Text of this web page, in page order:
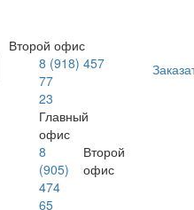
Второй офис
8 (918) 457
77
23
Главный
офис
8
(905)
474
65
Второй
офис